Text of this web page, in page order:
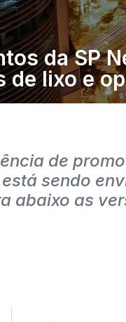
da SP
de lixo e
de
sendo
abaixo as